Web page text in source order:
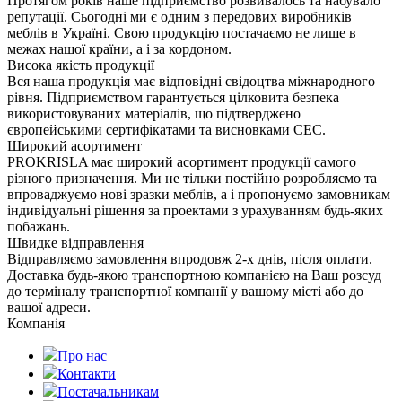
репутації. Сьогодні ми є одним з передових виробників
меблів в Україні. Свою продукцію постачаємо не лише в
межах нашої країни, а і за кордоном.
Висока якість продукції
Вся наша продукція має відповідні свідоцтва міжнародного
рівня. Підприємством гарантується цілковита безпека
використовуваних матеріалів, що підтверджено
європейськими сертифікатами та висновками СЕС.
Широкий асортимент
PROKRISLA має широкий асортимент продукції самого
різного призначення. Ми не тільки постійно розробляємо та
впроваджуємо нові зразки меблів, а і пропонуємо замовникам
індивідуальні рішення за проектами з урахуванням будь-яких
побажань.
Швидке відправлення
Відправляємо замовлення впродовж 2-х днів, після оплати.
Доставка будь-якою транспортною компанією на Ваш розсуд
до терміналу транспортної компанії у вашому місті або до
вашої адреси.
Компанія
Про нас
Контакти
Постачальникам